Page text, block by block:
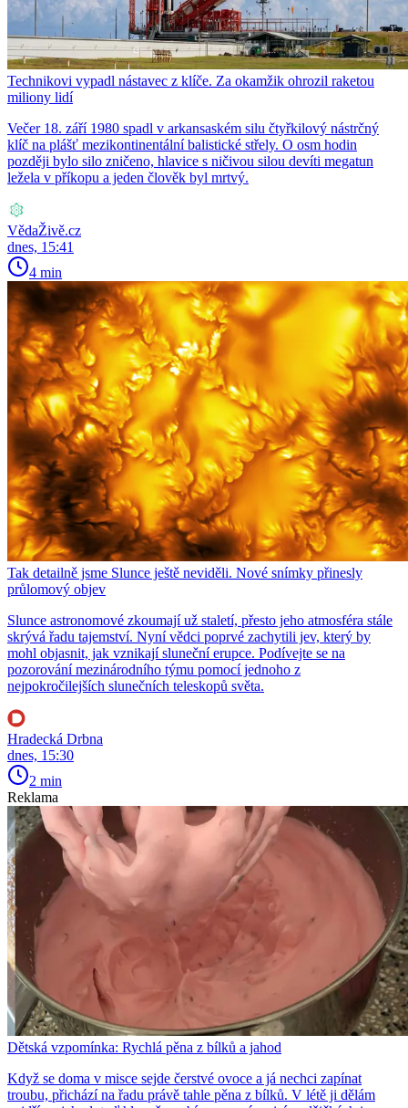
Technikovi vypadl nástavec z klíče. Za okamžik ohrozil raketou
miliony lidí
Večer 18. září 1980 spadl v arkansaském silu čtyřkilový nástrčný
klíč na plášť mezikontinentální balistické střely. O osm hodin
později bylo silo zničeno, hlavice s ničivou silou devíti megatun
ležela v příkopu a jeden člověk byl mrtvý.
VědaŽivě.cz
dnes, 15:41
4 min
Tak detailně jsme Slunce ještě neviděli. Nové snímky přinesly
průlomový objev
Slunce astronomové zkoumají už staletí, přesto jeho atmosféra stále
skrývá řadu tajemství. Nyní vědci poprvé zachytili jev, který by
mohl objasnit, jak vznikají sluneční erupce. Podívejte se na
pozorování mezinárodního týmu pomocí jednoho z
nejpokročilejších slunečních teleskopů světa.
Hradecká Drbna
dnes, 15:30
2 min
Reklama
Dětská vzpomínka: Rychlá pěna z bílků a jahod
Když se doma v misce sejde čerstvé ovoce a já nechci zapínat
troubu, přichází na řadu právě tahle pěna z bílků. V létě ji dělám